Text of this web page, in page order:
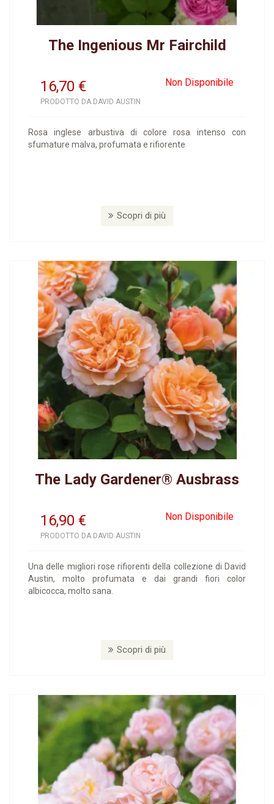
The Ingenious Mr Fairchild
16,70 Non Disponibile
€
PRODOTTO DA DAVID AUSTIN
Rosa inglese arbustiva di colore rosa intenso con
sfumature malva, profumata e rifiorente
Scopri di più
The Lady Gardener® Ausbrass
16,90 Non Disponibile
€
PRODOTTO DA DAVID AUSTIN
Una delle migliori rose rifiorenti della collezione di David
Austin, molto profumata e dai grandi fiori color
albicocca, molto sana.
Scopri di più